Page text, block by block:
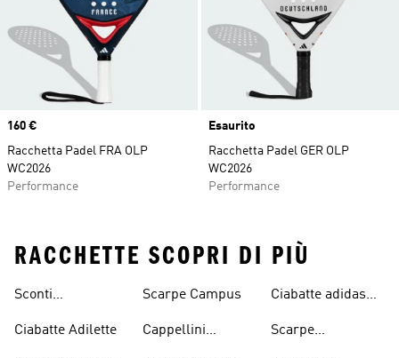
Price
160 €
Racchetta Padel FRA OLP
WC2026
Performance
Esaurito
Racchetta Padel GER OLP
WC2026
Performance
RACCHETTE SCOPRI DI PIÙ
Sconti
adidas Originals
Ciabatte Adilette
Scarpe Campus
Cappellini
Ciabatte adidas
Scarpe